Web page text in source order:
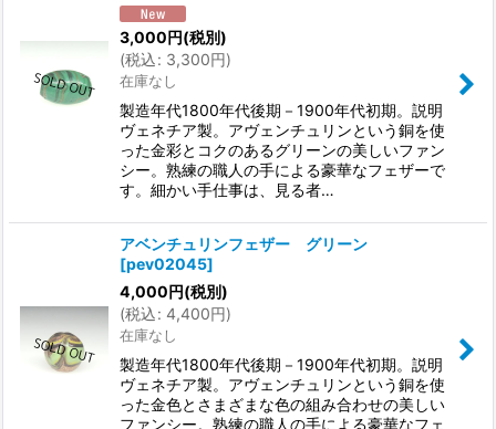
3,000円(税別)
(税込: 3,300円)
在庫なし
製造年代1800年代後期－1900年代初期。説明
ヴェネチア製。アヴェンチュリンという銅を使
った金彩とコクのあるグリーンの美しいファン
シー。熟練の職人の手による豪華なフェザーで
す。細かい手仕事は、見る者…
アベンチュリンフェザー グリーン
[pev02045]
4,000円(税別)
(税込: 4,400円)
在庫なし
製造年代1800年代後期－1900年代初期。説明
ヴェネチア製。アヴェンチュリンという銅を使
った金色とさまざまな色の組み合わせの美しい
ファンシー。熟練の職人の手による豪華なフェ